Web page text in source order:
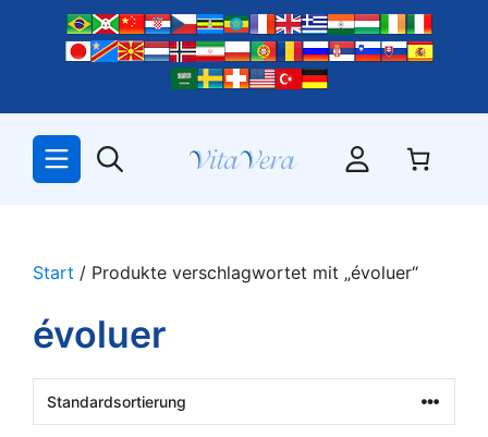
springen
Start / Produkte verschlagwortet mit „évoluer“
évoluer